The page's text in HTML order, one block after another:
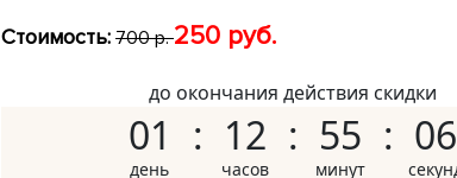
Стоимость: 700 р.250 руб.
до окончания действия скидки
01 12 55 05